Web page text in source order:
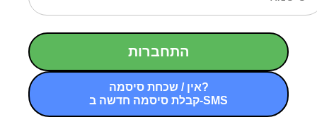
התחברות
אין / שכחת סיסמה?
קבלת סיסמה חדשה ב-SMS